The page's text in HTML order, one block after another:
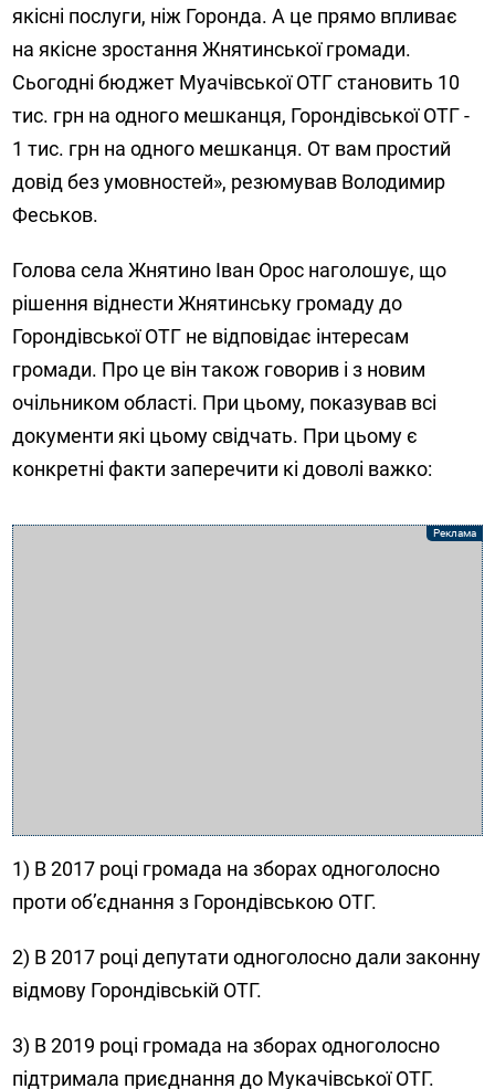
якісні послуги, ніж Горонда. А це прямо впливає
на якісне зростання Жнятинської громади.
Сьогодні бюджет Муачівської ОТГ становить 10
тис. грн на одного мешканця, Горондівської ОТГ -
1 тис. грн на одного мешканця. От вам простий
довід без умовностей», резюмував Володимир
Феськов.
Голова села Жнятино Іван Орос наголошує, що
рішення віднести Жнятинську громаду до
Горондівської ОТГ не відповідає інтересам
громади. Про це він також говорив і з новим
очільником області. При цьому, показував всі
документи які цьому свідчать. При цьому є
конкретні факти заперечити кі доволі важко:
1) В 2017 році громада на зборах одноголосно
проти об’єднання з Горондівською ОТГ.
2) В 2017 році депутати одноголосно дали законну
відмову Горондівській ОТГ.
3) В 2019 році громада на зборах одноголосно
підтримала приєднання до Мукачівської ОТГ.